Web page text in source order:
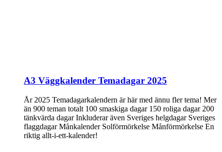
A3 Väggkalender Temadagar 2025
År 2025 Temadagarkalendern är här med ännu fler tema! Mer
än 900 teman totalt 100 smaskiga dagar 150 roliga dagar 200
tänkvärda dagar Inkluderar även Sveriges helgdagar Sveriges
flaggdagar Månkalender Solförmörkelse Månförmörkelse En
riktig allt-i-ett-kalender!